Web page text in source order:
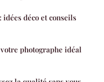
déco et conseils
photographe idéal